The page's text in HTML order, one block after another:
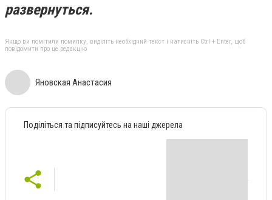
развернуться.
Якщо ви помітили помилку, виділіть необхідний текст і натисніть Ctrl + Enter, щоб
повідомити про це редакцію
Яновская Анастасия
Поділіться та підписуйтесь на наші джерела